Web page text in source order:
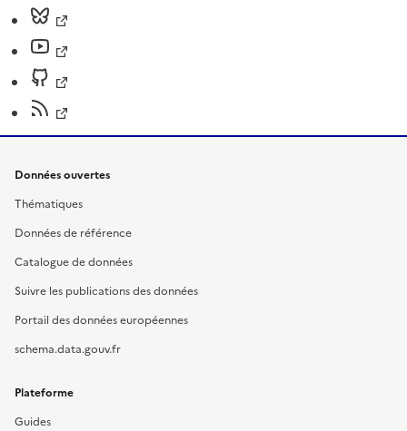
Données ouvertes
Thématiques
Données de référence
Catalogue de données
Suivre les publications des données
Portail des données européennes
schema.data.gouv.fr
Plateforme
Guides